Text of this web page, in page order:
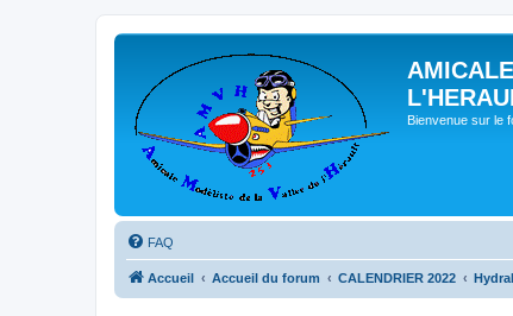
Bienvenue sur le
FAQ
Accueil Accueil du forum CALENDRIER 2022